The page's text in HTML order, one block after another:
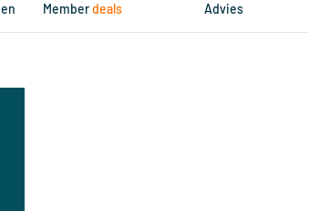
Memberdeals Advies